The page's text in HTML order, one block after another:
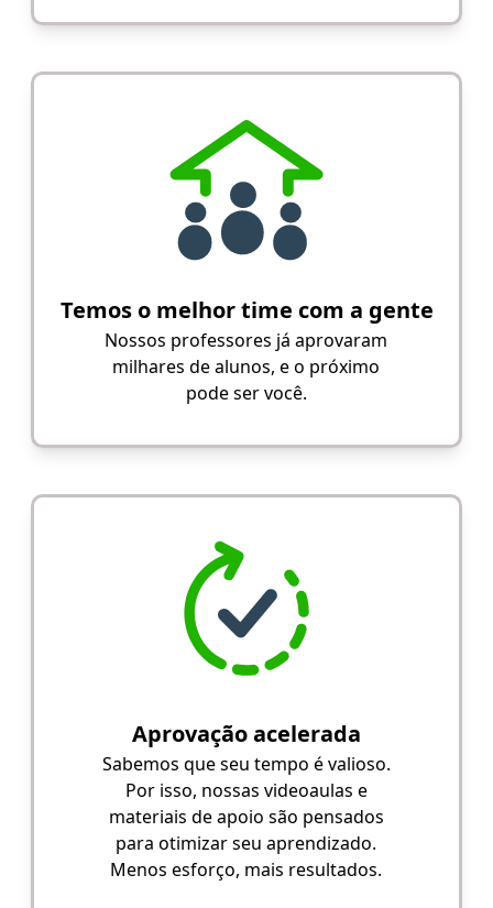
Temos o melhor time com a gente
Nossos professores já aprovaram
milhares de alunos, e o próximo
pode ser você.
Aprovação acelerada
Sabemos que seu tempo é valioso.
Por isso, nossas videoaulas e
materiais de apoio são pensados
para otimizar seu aprendizado.
Menos esforço, mais resultados.